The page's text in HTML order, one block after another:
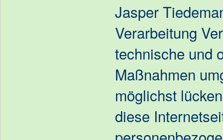
Jasper
Verarbeitung
technische und
Maßnahmen
möglichst
diese